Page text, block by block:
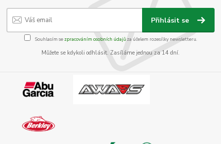
Přihlásit se
Souhlasím se zpracováním osobních údajůza účelem rozesílky newsletteru.
Můžete se kdykoli odhlásit. Zasíláme jednou za 14 dní.